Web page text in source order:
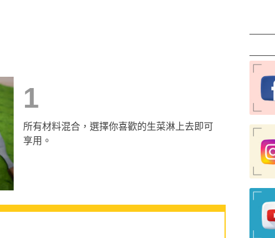
1
所有材料混合，選擇你喜歡的生菜淋上去即可
享用。